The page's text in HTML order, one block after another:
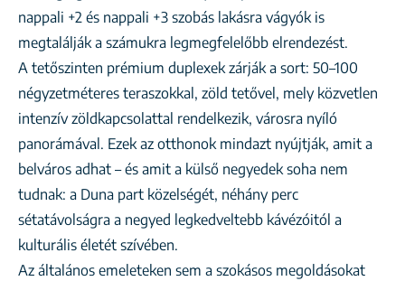
nappali +2 és nappali +3 szobás lakásra vágyók is
megtalálják a számukra legmegfelelőbb elrendezést.
A tetőszinten prémium duplexek zárják a sort: 50–100
négyzetméteres teraszokkal, zöld tetővel, mely közvetlen
intenzív zöldkapcsolattal rendelkezik, városra nyíló
panorámával. Ezek az otthonok mindazt nyújtják, amit a
belváros adhat – és amit a külső negyedek soha nem
tudnak: a Duna part közelségét, néhány perc
sétatávolságra a negyed legkedveltebb kávézóitól a
kulturális életét szívében.
Az általános emeleteken sem a szokásos megoldásokat